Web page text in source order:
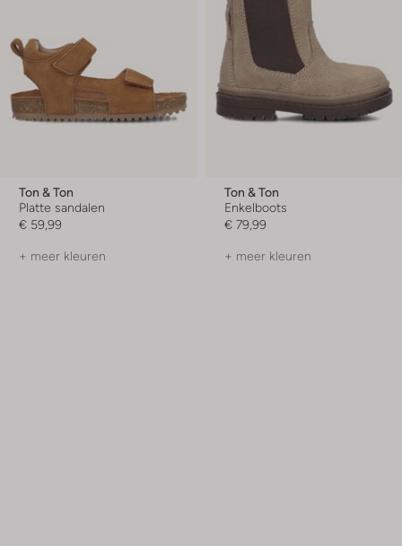
Ton & Ton
Platte sandalen
€ 59,99
+ meer kleuren
Ton & Ton
Enkelboots
€ 79,99
+ meer kleuren